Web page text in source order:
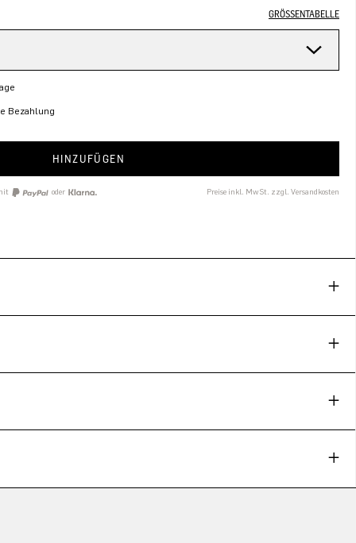
GRÖSSENTABELLE
Bezahlung
HINZUFÜGEN
oder Preise inkl. MwSt. zzgl. Versandkosten